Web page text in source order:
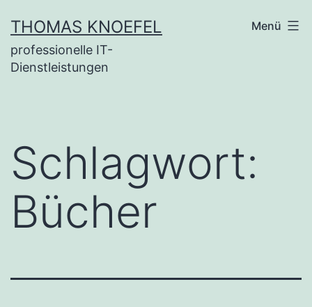
Inhalt
springen
THOMAS KNOEFEL
professionelle IT-
Dienstleistungen
Menü
Schlagwort:
Bücher